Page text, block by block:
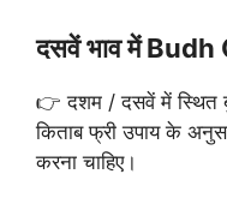
दसवें भाव में
👉 दशम / दसवें में स्थित
किताब फ्री उपाय के
करना चाहिए।